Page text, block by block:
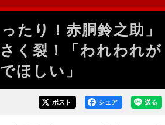
たり！赤胴鈴之助」
く裂！「われわれが
ほしい」
送る
シェア
ポスト